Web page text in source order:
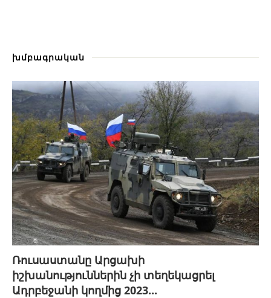
խմբագրական
Ռուսաստանը Արցախի
իշխանություններին չի տեղեկացրել
Ադրբեջանի կողմից 2023...